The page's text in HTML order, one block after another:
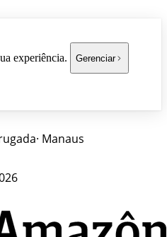
experiência. Gerenciar
· Manaus